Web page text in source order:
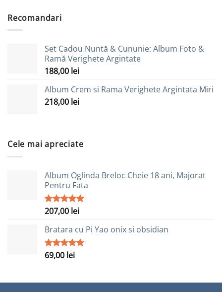
Recomandari
Set Cadou Nuntă & Cununie: Album Foto &
Ramă Verighete Argintate
188,00 lei
Album Crem si Rama Verighete Argintata Miri
218,00 lei
Cele mai apreciate
Album Oglinda Breloc Cheie 18 ani, Majorat
Pentru Fata
Evaluat la
din 5
207,00 lei
Bratara cu Pi Yao onix si obsidian
Evaluat la
69,00 lei